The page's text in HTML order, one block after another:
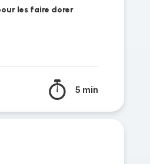
les faire dorer
5 min